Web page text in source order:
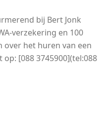
bij Bert Jonk
verzekering en 100
het huren van een
[088 3745900](tel:088